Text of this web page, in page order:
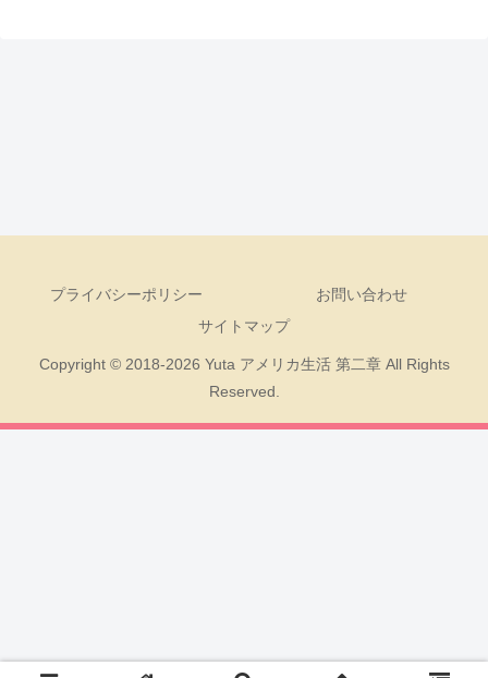
プライバシーポリシー
お問い合わせ
サイトマップ
Copyright © 2018-2026 Yuta アメリカ生活 第二章 All Rights
Reserved.